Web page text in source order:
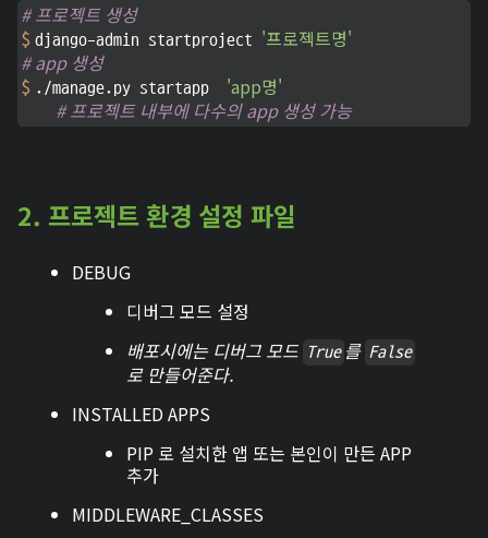
# 프로젝트 생성
$ django-admin startproject '프로젝트명'
# app 생성
$ ./manage.py startapp 'app명'
# 프로젝트 내부에 다수의 app 생성 가능
2. 프로젝트 환경 설정 파일
DEBUG
디버그 모드 설정
배포시에는 디버그 모드 True 를 False
로 만들어준다.
INSTALLED APPS
PIP 로 설치한 앱 또는 본인이 만든 APP
추가
MIDDLEWARE_CLASSES